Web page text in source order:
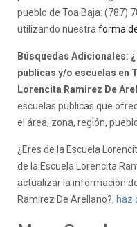
pueblo de Toa Baja: (787)
utilizando nuestra forma
Búsquedas Adicionales:
publicas y/o escuelas en
Lorencita Ramirez De
escuelas publicas que
el área, zona, región,
¿Eres de la Escuela
de la Escuela Lorencita
actualizar la información
Ramirez De Arellano?, haz